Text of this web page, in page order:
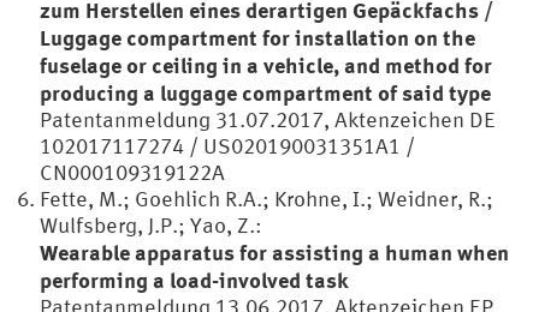
zum Herstellen eines derartigen Gepäckfachs /
Luggage compartment for installation on the
fuselage or ceiling in a vehicle, and method for
producing a luggage compartment of said type
Patentanmeldung 31.07.2017, Aktenzeichen DE
102017117274 / US020190031351A1 /
CN000109319122A
Fette, M.; Goehlich R.A.; Krohne, I.; Weidner, R.;
Wulfsberg, J.P.; Yao, Z.:
Wearable apparatus for assisting a human when
performing a load-involved task
Patentanmeldung 13.06.2017, Aktenzeichen EP